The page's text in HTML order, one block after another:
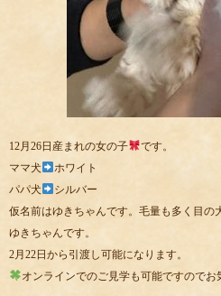
12月26日産まれの女の子
です。
ママ犬
ホワイト
パパ犬
シルバー
仮名前はゆきちゃんです。毛量も多く目の
ゆきちゃんです。
2月22日から引渡し可能になります。
オンラインでのご見学も可能ですのでお